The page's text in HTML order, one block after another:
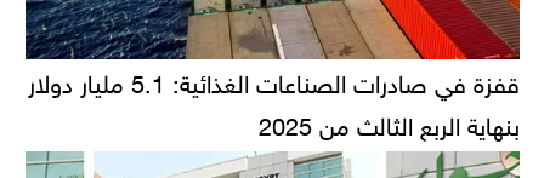
قفزة في صادرات الصناعات الغذائية: 5.1 مليار دولار
بنهاية الربع الثالث من 2025